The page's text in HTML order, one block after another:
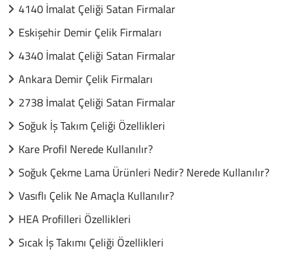
4140 İmalat Çeliği Satan Firmalar
Eskişehir Demir Çelik Firmaları
4340 İmalat Çeliği Satan Firmalar
Ankara Demir Çelik Firmaları
2738 İmalat Çeliği Satan Firmalar
Soğuk İş Takım Çeliği Özellikleri
Kare Profil Nerede Kullanılır?
Soğuk Çekme Lama Ürünleri Nedir? Nerede Kullanılır?
Vasıflı Çelik Ne Amaçla Kullanılır?
HEA Profilleri Özellikleri
Sıcak İş Takımı Çeliği Özellikleri